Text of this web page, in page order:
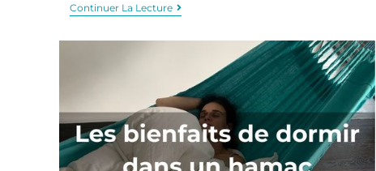
Continuer La Lecture